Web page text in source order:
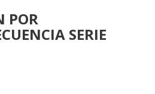
POR
SERIE